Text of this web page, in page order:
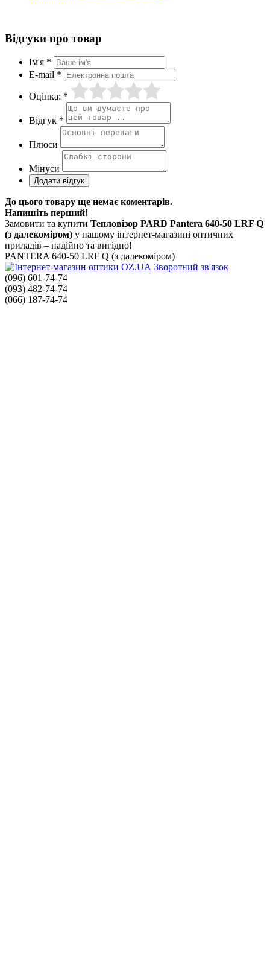
Відгуки про товар
Ім'я *
E-mail *
Оцінка: *
Відгук *
Плюси
Мінуси
До цього товару ще немає коментарів.
Напишіть перший!
Замовити та купити Тепловізор PARD Pantera 640-50 LRF Q
(з далекоміром) у нашому інтернет-магазині оптичних
приладів – надійно та вигідно!
PANTERA 640-50 LRF Q (з далекоміром)
Зворотний зв'язок
(096) 601-74-74
(093) 482-74-74
(066) 187-74-74